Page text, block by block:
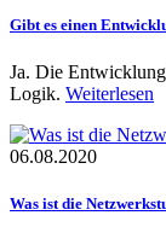
Gibt es einen
Ja. Die
Logik. Weiterlesen
06.08.2020
Was ist die